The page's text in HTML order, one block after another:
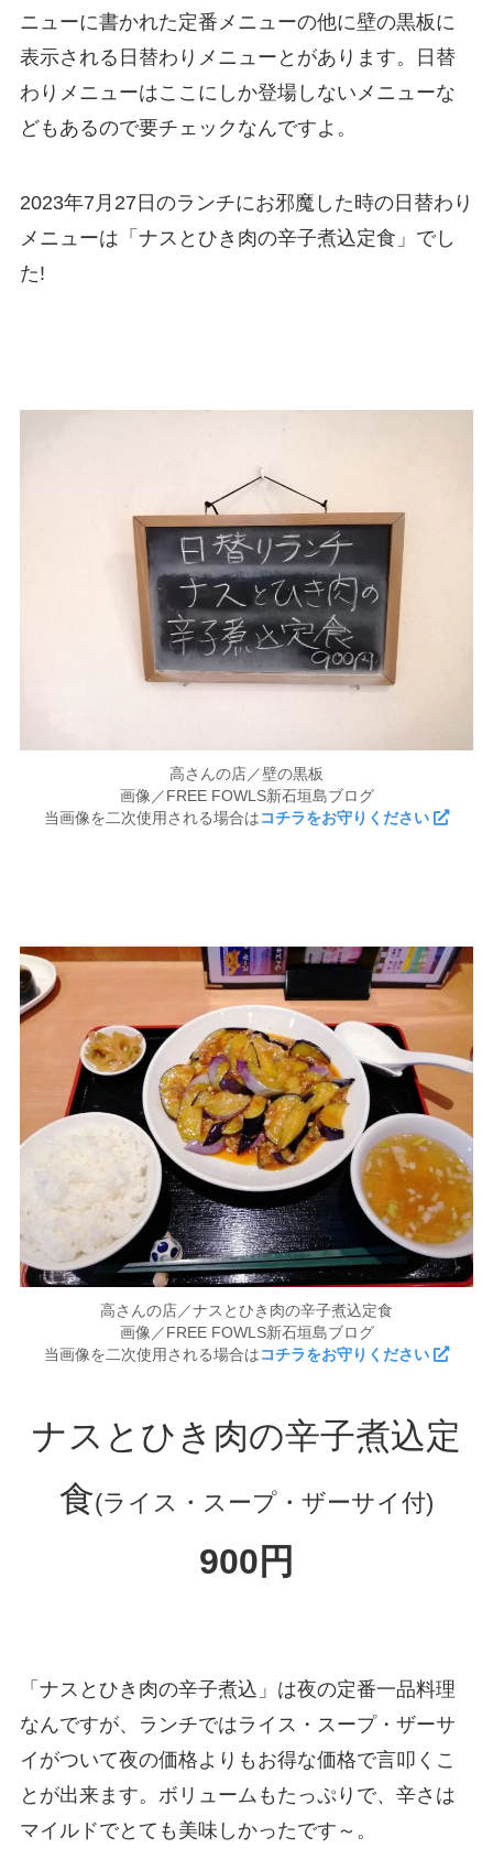
ニューに書かれた定番メニューの他に壁の黒板に
表示される日替わりメニューとがあります。日替
わりメニューはここにしか登場しないメニューな
どもあるので要チェックなんですよ。
2023年7月27日のランチにお邪魔した時の日替わり
メニューは「ナスとひき肉の辛子煮込定食」でし
た!
高さんの店／壁の黒板
画像／FREE FOWLS新石垣島ブログ
当画像を二次使用される場合はコチラをお守りください
高さんの店／ナスとひき肉の辛子煮込定食
画像／FREE FOWLS新石垣島ブログ
当画像を二次使用される場合はコチラをお守りください
ナスとひき肉の辛子煮込定
食(ライス・スープ・ザーサイ付)
900円
「ナスとひき肉の辛子煮込」は夜の定番一品料理
なんですが、ランチではライス・スープ・ザーサ
イがついて夜の価格よりもお得な価格で言叩くこ
とが出来ます。ボリュームもたっぷりで、辛さは
マイルドでとても美味しかったです～。